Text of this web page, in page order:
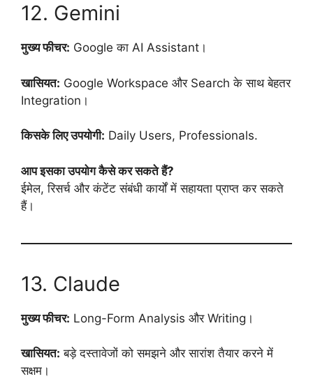
12. Gemini
मुख्य फीचर: Google का AI Assistant।
खासियत: Google Workspace और Search के साथ बेहतर
Integration।
किसके लिए उपयोगी: Daily Users, Professionals.
आप इसका उपयोग कैसे कर सकते हैं?
ईमेल, रिसर्च और कंटेंट संबंधी कार्यों में सहायता प्राप्त कर सकते
हैं।
13. Claude
मुख्य फीचर: Long-Form Analysis और Writing।
खासियत: बड़े दस्तावेजों को समझने और सारांश तैयार करने में
सक्षम।